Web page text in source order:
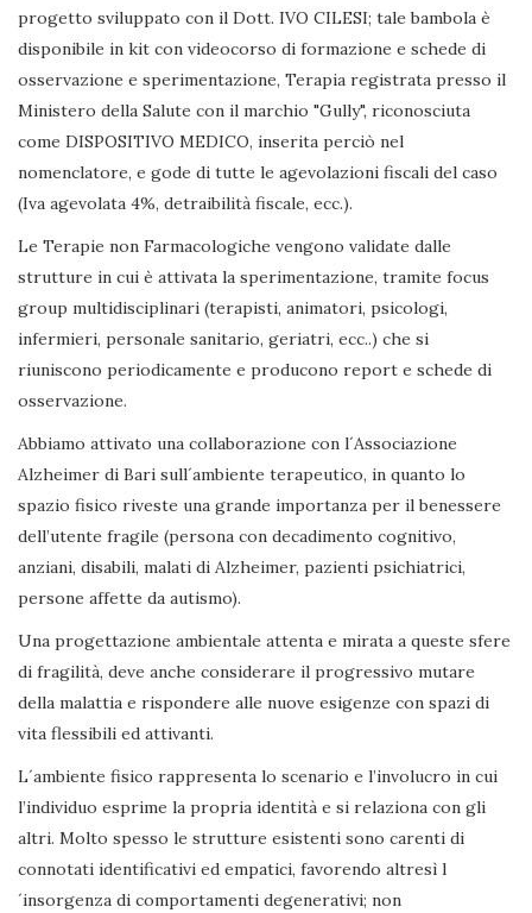
progetto sviluppato con il Dott. IVO CILESI; tale bambola è
disponibile in kit con videocorso di formazione e schede di
osservazione e sperimentazione, Terapia registrata presso il
Ministero della Salute con il marchio "Gully", riconosciuta
come DISPOSITIVO MEDICO, inserita perciò nel
nomenclatore, e gode di tutte le agevolazioni fiscali del caso
(Iva agevolata 4%, detraibilità fiscale, ecc.).
Le Terapie non Farmacologiche vengono validate dalle
strutture in cui è attivata la sperimentazione, tramite focus
group multidisciplinari (terapisti, animatori, psicologi,
infermieri, personale sanitario, geriatri, ecc..) che si
riuniscono periodicamente e producono report e schede di
osservazione.
Abbiamo attivato una collaborazione con l´Associazione
Alzheimer di Bari sull´ambiente terapeutico, in quanto lo
spazio fisico riveste una grande importanza per il benessere
dell’utente fragile (persona con decadimento cognitivo,
anziani, disabili, malati di Alzheimer, pazienti psichiatrici,
persone affette da autismo).
Una progettazione ambientale attenta e mirata a queste sfere
di fragilità, deve anche considerare il progressivo mutare
della malattia e rispondere alle nuove esigenze con spazi di
vita flessibili ed attivanti.
L´ambiente fisico rappresenta lo scenario e l’involucro in cui
l’individuo esprime la propria identità e si relaziona con gli
altri. Molto spesso le strutture esistenti sono carenti di
connotati identificativi ed empatici, favorendo altresì l
´insorgenza di comportamenti degenerativi; non